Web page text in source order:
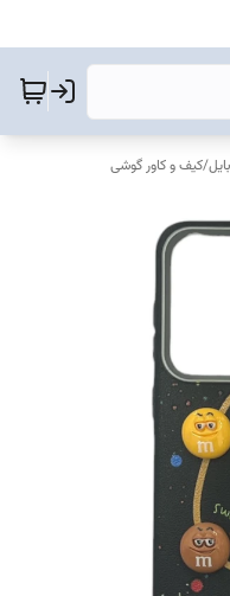
/کیف و کاور گوشی